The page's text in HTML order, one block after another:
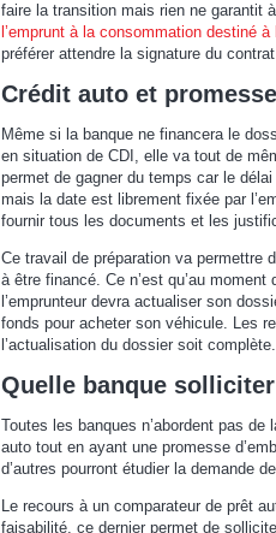
faire la transition mais rien ne garantit
l’emprunt à la consommation destiné à
préférer attendre la signature du
Crédit auto et
Même si la banque ne financera le
en situation de CDI, elle va tout de
permet de gagner du temps car le
mais la date est librement fixée par
fournir tous les documents et les
Ce travail de préparation va permettre
à être financé. Ce n’est qu’au
l’emprunteur devra actualiser son
fonds pour acheter son véhicule. Les
l’actualisation du dossier soit complète.
Quelle banque
Toutes les banques n’abordent pas
auto tout en ayant une promesse
d’autres pourront étudier la demande
Le recours à un comparateur de prêt
faisabilité, ce dernier permet de